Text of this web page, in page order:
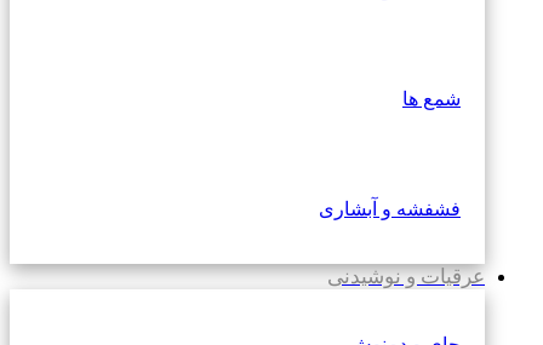
شمع ها
فشفشه و آبشاری
عرقیات و نوشیدنی